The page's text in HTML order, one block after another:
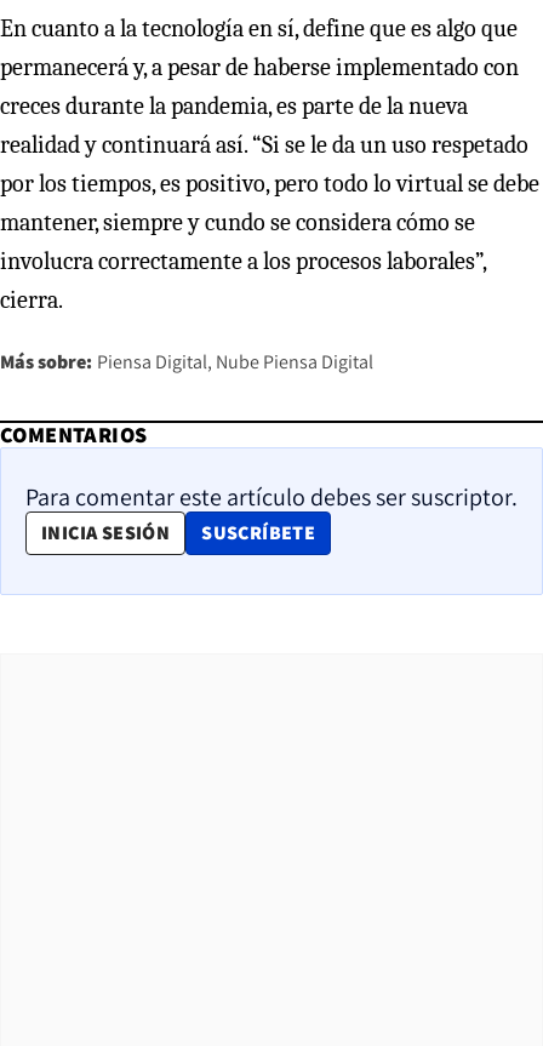
En cuanto a la tecnología en sí, define que es algo que
permanecerá y, a pesar de haberse implementado con
creces durante la pandemia, es parte de la nueva
realidad y continuará así. “Si se le da un uso respetado
por los tiempos, es positivo, pero todo lo virtual se debe
mantener, siempre y cundo se considera cómo se
involucra correctamente a los procesos laborales”,
cierra.
Más sobre: Piensa Digital Nube Piensa Digital
COMENTARIOS
Para comentar este artículo debes ser suscriptor.
INICIA SESIÓN SUSCRÍBETE
OPENS IN NEW WINDOW